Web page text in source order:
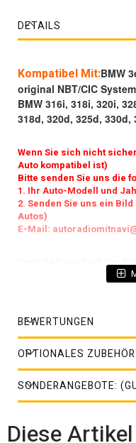
DETAILS
Kompatibel Mit:BMW
original NBT/CIC System
BMW 316i, 318i, 320i,
318d, 320d, 325d, 330d,
Wenn Sie sich nicht
Auto kompatibel ist)
Bitte senden Sie uns die
1. Ihr Auto-Modell und
2. Senden Sie uns ein
Autos)
E-Mail:
Vorteile beim Kauf des
Der neue vertikale
und sorgt für eine
Funktionen machen Ihr
BEWERTUNGEN
OPTIONALES ZUBEHÖR
SONDERANGEBOTE:
Diese